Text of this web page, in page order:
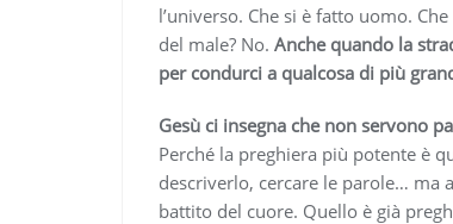
l’universo. Che si è fatto uomo.
del male? No. Anche quando la
per condurci a qualcosa di più
Gesù ci insegna che non servono
Perché la preghiera più potente è
descriverlo, cercare le parole… ma
battito del cuore. Quello è già